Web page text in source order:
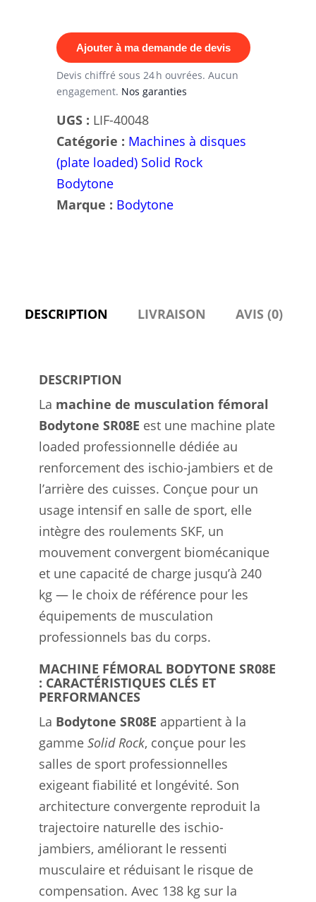
Fémoral
Bodytone
SR08E
Professionnelle
Ajouter à ma demande de devis
Devis chiffré sous 24 h ouvrées. Aucun
engagement. Nos garanties
UGS : LIF-40048
Catégorie : Machines à disques
(plate loaded) Solid Rock
Bodytone
Marque : Bodytone
DESCRIPTION LIVRAISON AVIS (0)
DESCRIPTION
La machine de musculation fémoral
Bodytone SR08E est une machine plate
loaded professionnelle dédiée au
renforcement des ischio-jambiers et de
l’arrière des cuisses. Conçue pour un
usage intensif en salle de sport, elle
intègre des roulements SKF, un
mouvement convergent biomécanique
et une capacité de charge jusqu’à 240
kg — le choix de référence pour les
équipements de musculation
professionnels bas du corps.
MACHINE FÉMORAL BODYTONE SR08E
: CARACTÉRISTIQUES CLÉS ET
PERFORMANCES
La Bodytone SR08E appartient à la
gamme Solid Rock, conçue pour les
salles de sport professionnelles
exigeant fiabilité et longévité. Son
architecture convergente reproduit la
trajectoire naturelle des ischio-
jambiers, améliorant le ressenti
musculaire et réduisant le risque de
compensation. Avec 138 kg sur la